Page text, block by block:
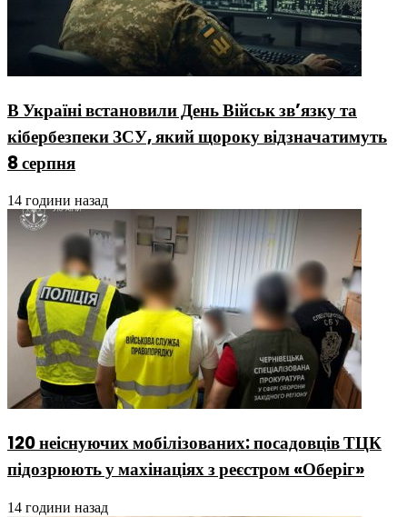
В Україні встановили День Військ зв’язку та
кібербезпеки ЗСУ, який щороку відзначатимуть
8 серпня
14 години назад
120 неіснуючих мобілізованих: посадовців ТЦК
підозрюють у махінаціях з реєстром «Оберіг»
14 години назад